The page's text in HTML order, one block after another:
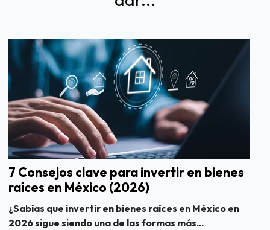
7 Consejos clave para invertir en bienes
raíces en México (2026)
¿Sabías que invertir en bienes raíces en México en
2026 sigue siendo una de las formas más...